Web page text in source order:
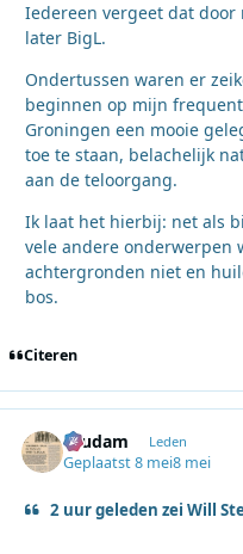
Iedereen vergeet dat door
later BigL.
Ondertussen waren er
beginnen op mijn
Groningen een mooie
toe te staan, belachelijk
aan de teloorgang.
Ik laat het hierbij: net als
vele andere onderwerpen
achtergronden niet en
bos.
Citeren
ruudam Leden
Geplaatst8 mei8 mei
2 uur geleden zei Will